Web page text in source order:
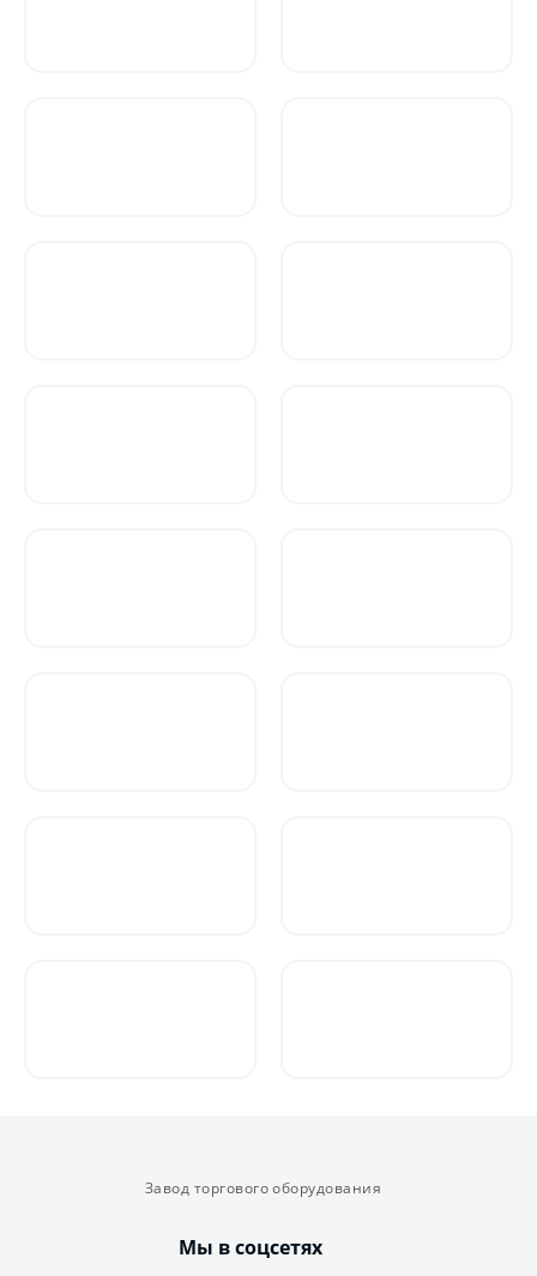
Завод торгового оборудования
Мы в соцсетях